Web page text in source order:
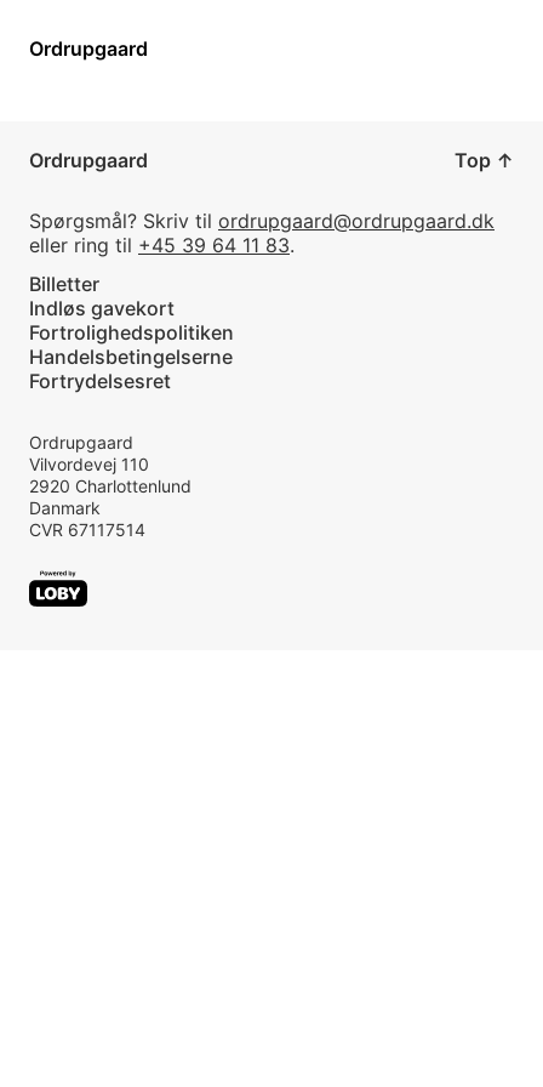
Ordrupgaard
Top ↑
Ordrupgaard
Spørgsmål? Skriv til ordrupgaard@ordrupgaard.dk
eller ring til +45 39 64 11 83.
Billetter
Indløs gavekort
Fortrolighedspolitiken
Handelsbetingelserne
Fortrydelsesret
Ordrupgaard
Vilvordevej 110
2920 Charlottenlund
Danmark
CVR 67117514